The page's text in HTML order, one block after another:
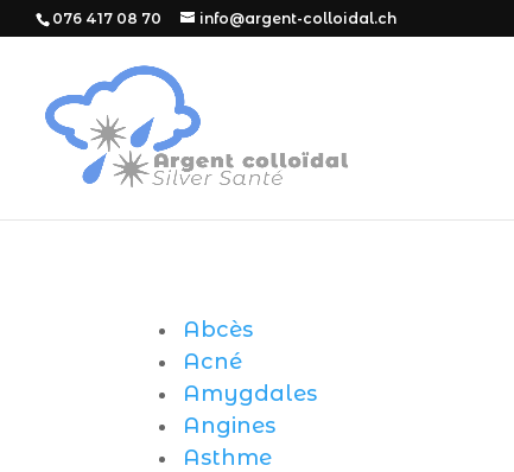
076 417 08 70 info@argent-colloidal.ch
Abcès
Acné
Amygdales
Angines
Asthme